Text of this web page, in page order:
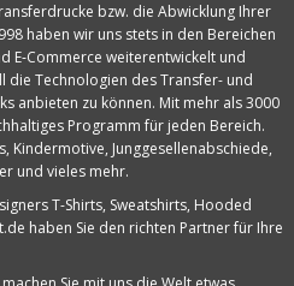
bzw. die Abwicklung Ihrer
haben wir uns stets in den Bereichen
E‑Commerce weiterentwickelt und
die Technologien des Transfer- und
anbieten zu können. Mit mehr als 3000
Programm für jeden Bereich.
Kindermotive, Junggesellenabschiede,
und vieles mehr.
T-Shirts, Sweatshirts, Hooded
haben Sie den richten Partner für Ihre